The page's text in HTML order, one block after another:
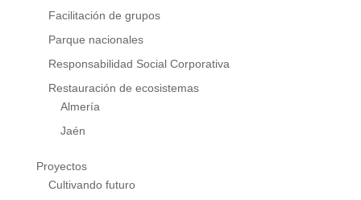
Facilitación de grupos
Parque nacionales
Responsabilidad Social Corporativa
Restauración de ecosistemas
Almería
Jaén
Proyectos
Cultivando futuro